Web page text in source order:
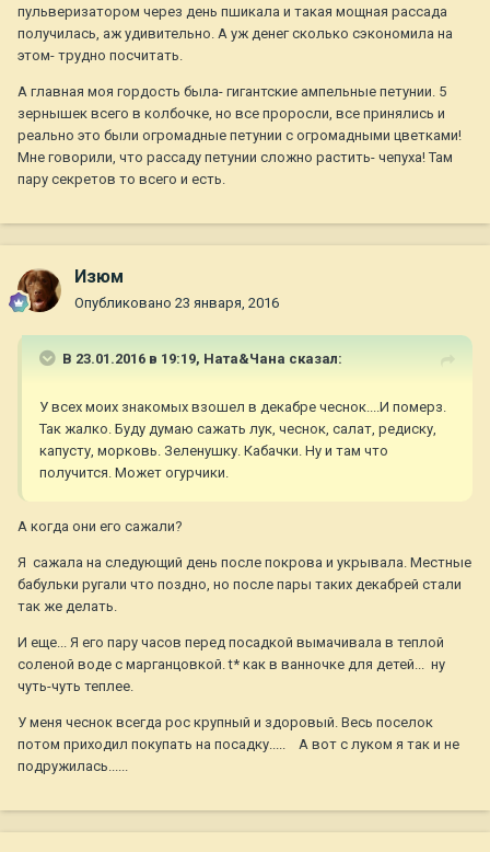
Мой совет: ранние - Сызранская скороспелка и
Подсинеевский ранний, для консервации - Тарасенко
Юбилейный и гибрид 2 Тарасенко (лежкий), крупные плоды -
Яблочный липецкий и Ярик, коктельный сорт - Чио-Чио-Сан,
необычный красивый сорт - Сhocolate Stripes .
Возможно, что Вы найдете и еще какие-нибудь интересные
для себя сорта.
хороших урожаев!
пульверизатором через день пшикала и такая мощная рассада
получилась, аж удивительно. А уж денег сколько сэкономила на
этом- трудно посчитать.
А главная моя гордость была- гигантские ампельные петунии. 5
зернышек всего в колбочке, но все проросли, все принялись и
реально это были огромадные петунии с огромадными цветками!
Мне говорили, что рассаду петунии сложно растить- чепуха! Там
пару секретов то всего и есть.
Изюм
Опубликовано 23 января, 2016
В 23.01.2016 в 19:19, Ната&Чана сказал:
У всех моих знакомых взошел в декабре чеснок....И померз.
Так жалко. Буду думаю сажать лук, чеснок, салат, редиску,
капусту, морковь. Зеленушку. Кабачки. Ну и там что
получится. Может огурчики.
А когда они его сажали?
Я сажала на следующий день после покрова и укрывала. Местные
бабульки ругали что поздно, но после пары таких декабрей стали
так же делать.
И еще... Я его пару часов перед посадкой вымачивала в теплой
соленой воде с марганцовкой. t* как в ванночке для детей... ну
чуть-чуть теплее.
У меня чеснок всегда рос крупный и здоровый. Весь поселок
потом приходил покупать на посадку..... А вот с луком я так и не
подружилась......